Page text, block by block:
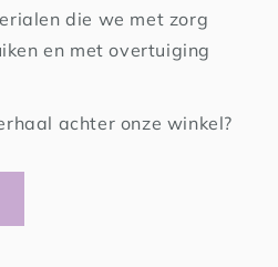
die we met zorg
en met overtuiging
achter onze winkel?